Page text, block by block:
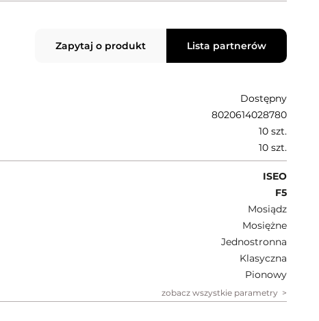
Zapytaj o produkt Lista partnerów
Dostępny
8020614028780
10 szt.
10 szt.
ISEO
F5
Mosiądz
Mosiężne
Jednostronna
Klasyczna
Pionowy
zobacz wszystkie parametry